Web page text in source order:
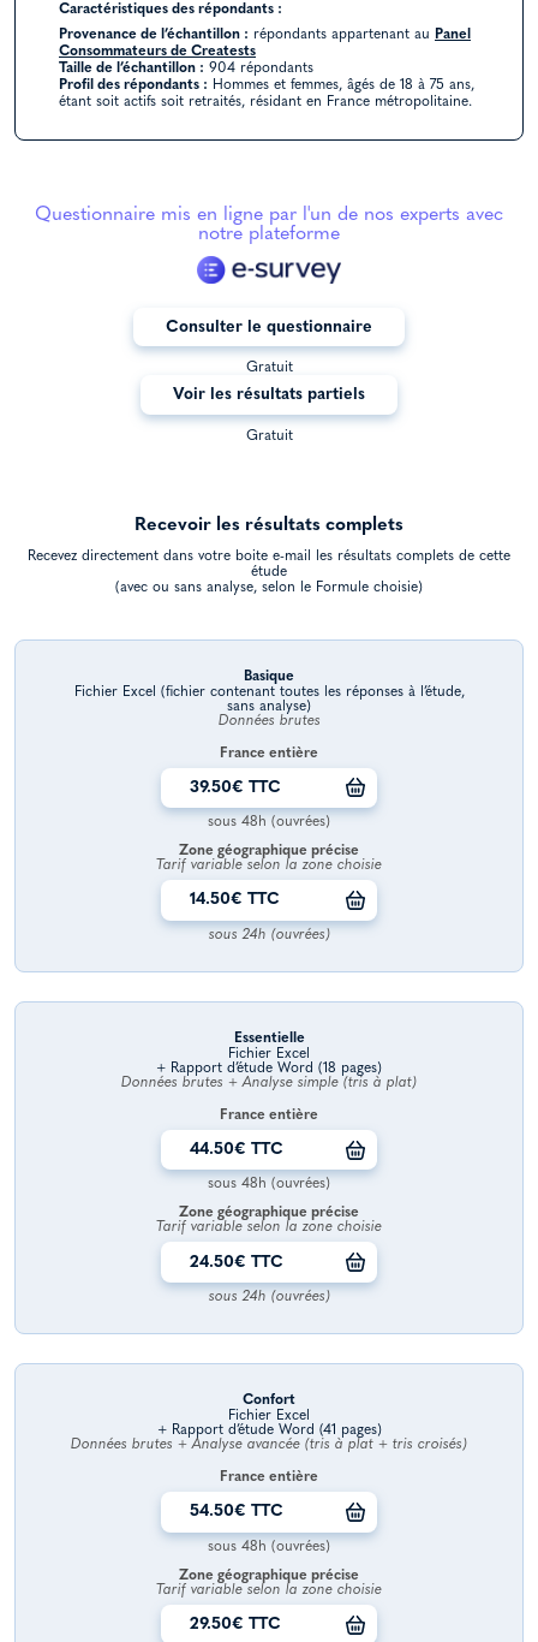
Caractéristiques des répondants :
Provenance de l’échantillon : répondants appartenant au Panel
Consommateurs de Creatests
Taille de l’échantillon : 904 répondants
Profil des répondants : Hommes et femmes, âgés de 18 à 75 ans,
étant soit actifs soit retraités, résidant en France métropolitaine.
Questionnaire mis en ligne par l'un de nos experts avec
notre plateforme
Consulter le questionnaire
Gratuit
Voir les résultats partiels
Gratuit
Recevoir les résultats complets
Recevez directement dans votre boite e-mail les résultats complets de cette
étude
(avec ou sans analyse, selon le Formule choisie)
Basique
Fichier Excel (fichier contenant toutes les réponses à l’étude,
sans analyse)
Données brutes
France entière
39.50€ TTC
sous 48h (ouvrées)
Zone géographique précise
Tarif variable selon la zone choisie
14.50€ TTC
sous 24h (ouvrées)
Essentielle
Fichier Excel
+ Rapport d’étude Word (18 pages)
Données brutes + Analyse simple (tris à plat)
France entière
44.50€ TTC
sous 48h (ouvrées)
Zone géographique précise
Tarif variable selon la zone choisie
24.50€ TTC
sous 24h (ouvrées)
Confort
Fichier Excel
+ Rapport d’étude Word (41 pages)
Données brutes + Analyse avancée (tris à plat + tris croisés)
France entière
54.50€ TTC
sous 48h (ouvrées)
Zone géographique précise
Tarif variable selon la zone choisie
29.50€ TTC